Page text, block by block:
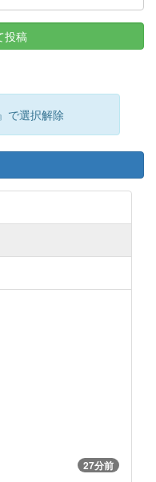
投稿
で選択解除
27分前